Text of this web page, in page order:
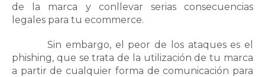
de la marca y conllevar serias consecuencias
legales para tu ecommerce.
Sin embargo, el peor de los ataques es el
phishing, que se trata de la utilización de tu marca
a partir de cualquier forma de comunicación para